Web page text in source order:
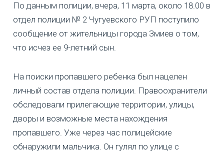
По данным полиции, вчера, 11 марта, около 18.00 в
отдел полиции № 2 Чугуевского РУП поступило
сообщение от жительницы города Змиев о том,
что исчез ее 9-летний сын.
На поиски пропавшего ребенка был нацелен
личный состав отдела полиции. Правоохранители
обследовали прилегающие территории, улицы,
дворы и возможные места нахождения
пропавшего. Уже через час полицейские
обнаружили мальчика. Он гулял по улице с